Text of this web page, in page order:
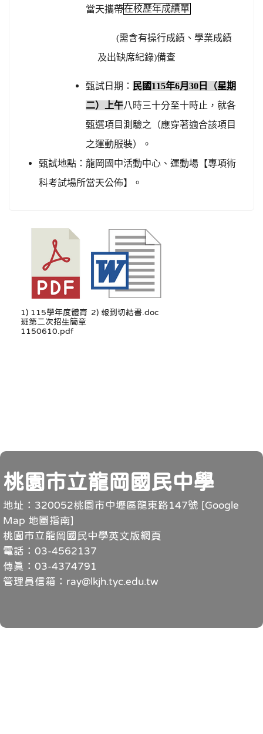
當天攜帶在校歷年成績單
(需含有操行成績、學業成績
及出缺席紀錄)備查
甄試日期： 民國115年6月 30 日（星期
二）上午八時三十分至十時止，就各
甄選項目測驗之（應穿著適合該項目
之運動服裝）。
甄試地點：龍岡國中活動中心、運動場【專項術
科考試場所當天公佈】。
1) 115學年度體育
班第二次招生簡章
1150610.pdf
2) 報到切結書.doc
頁尾
桃園市立龍岡國民中學
地址：320052桃園市中壢區龍東路147號 [Google
Map 地圖指南]
桃園市立龍岡國民中學英文版網頁
電話：03-4562137
傳真：03-4374791
管理員信箱：ray@lkjh.tyc.edu.tw